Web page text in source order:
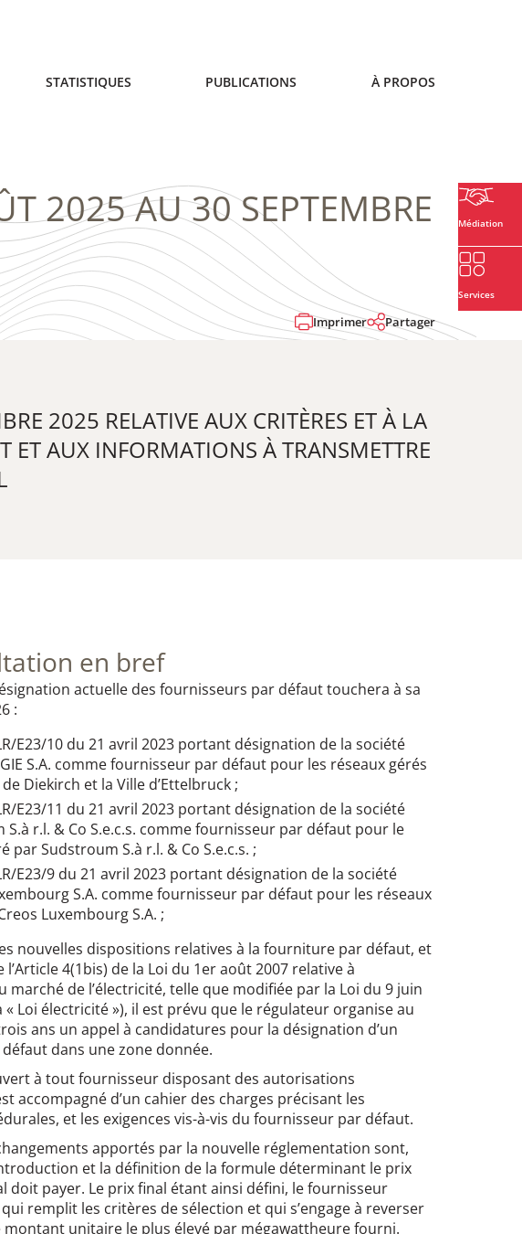
STATISTIQUES PUBLICATIONS À PROPOS
Médiation
Services
2025 AU 30 SEPTEMBRE
Imprimer Partager
2025 RELATIVE AUX CRITÈRES ET À LA
ET AUX INFORMATIONS À TRANSMETTRE
en bref
actuelle des fournisseurs par défaut touchera à sa
:
E23/10 du 21 avril 2023 portant désignation de la société
S.A. comme fournisseur par défaut pour les réseaux gérés
Diekirch et la Ville d’Ettelbruck ;
E23/11 du 21 avril 2023 portant désignation de la société
S.à r.l. & Co S.e.c.s. comme fournisseur par défaut pour le
par Sudstroum S.à r.l. & Co S.e.c.s. ;
E23/9 du 21 avril 2023 portant désignation de la société
S.A. comme fournisseur par défaut pour les réseaux
Luxembourg S.A. ;
nouvelles dispositions relatives à la fourniture par défaut, et
4(1bis) de la Loi du 1er août 2007 relative à
marché de l’électricité, telle que modifiée par la Loi du 9 juin
« Loi électricité »), il est prévu que le régulateur organise au
ans un appel à candidatures pour la désignation d’un
dans une zone donnée.
à tout fournisseur disposant des autorisations
accompagné d’un cahier des charges précisant les
et les exigences vis-à-vis du fournisseur par défaut.
apportés par la nouvelle réglementation sont,
et la définition de la formule déterminant le prix
doit payer. Le prix final étant ainsi défini, le fournisseur
remplit les critères de sélection et qui s’engage à reverser
unitaire le plus élevé par mégawattheure fourni.